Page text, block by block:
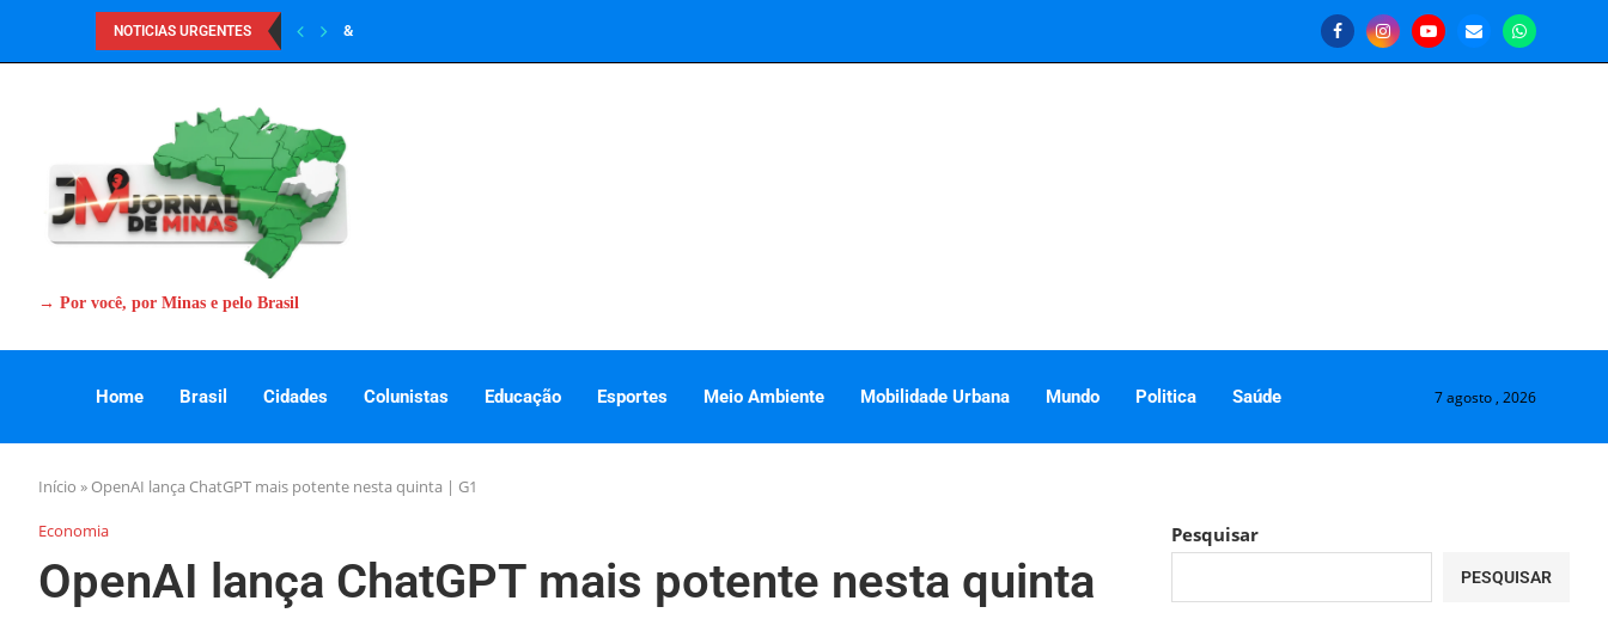
NOTICIAS URGENTES &
→ Por você, por Minas e pelo Brasil
Home Brasil Cidades Colunistas Educação Esportes Meio Ambiente Mobilidade Urbana Mundo Politica Saúde 7 agosto , 2026
Início » OpenAI lança ChatGPT mais potente nesta quinta | G1
Economia
OpenAI lança ChatGPT mais potente nesta quinta
Pesquisar
PESQUISAR